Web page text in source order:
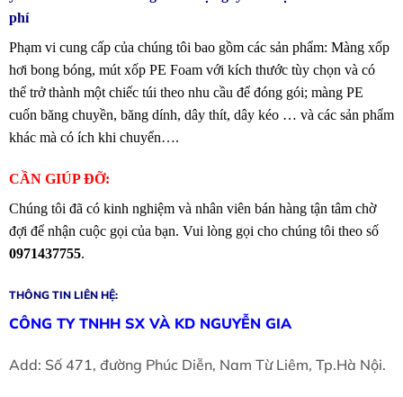
phí
Phạm vi cung cấp của chúng tôi bao gồm các sản phẩm: Màng xốp
hơi bong bóng, mút xốp PE Foam với kích thước tùy chọn và có
thể trở thành một chiếc túi theo nhu cầu để đóng gói; màng PE
cuốn băng chuyền, băng dính, dây thít, dây kéo … và các sản phẩm
khác mà có ích khi chuyển….
CẦN GIÚP ĐỠ:
Chúng tôi đã có kinh nghiệm và nhân viên bán hàng tận tâm chờ
đợi để nhận cuộc gọi của bạn. Vui lòng gọi cho chúng tôi theo số
0971437755.
THÔNG TIN LIÊN HỆ:
CÔNG TY TNHH SX VÀ KD NGUYỄN GIA
Add: Số 471, đường Phúc Diễn, Nam Từ Liêm, Tp.Hà Nội.